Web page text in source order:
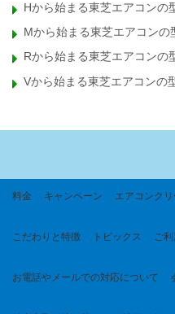
Hから始まる東芝エアコンの
Mから始まる東芝エアコンの
Rから始まる東芝エアコンの
Vから始まる東芝エアコンの
料金 キャンペーン エアコンク
こだわりと特徴 トピックス ご
お電話やメールでの対応について